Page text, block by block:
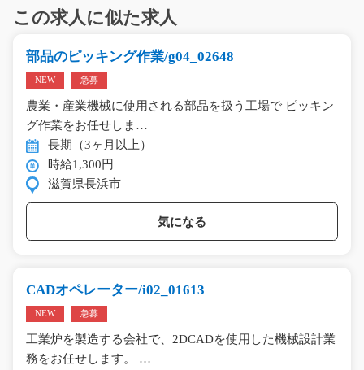
この求人に似た求人
部品のピッキング作業/g04_02648
NEW 急募
農業・産業機械に使用される部品を扱う工場で ピッキン
グ作業をお任せしま…
長期（3ヶ月以上）
時給1,300円
滋賀県長浜市
気になる
CADオペレーター/i02_01613
NEW 急募
工業炉を製造する会社で、2DCADを使用した機械設計業
務をお任せします。 …